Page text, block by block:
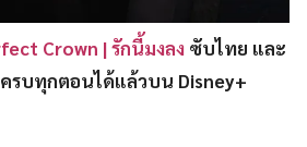
Crown | รักนี้มงลงซับไทย และ
รบทุกตอนได้แล้วบน Disney+